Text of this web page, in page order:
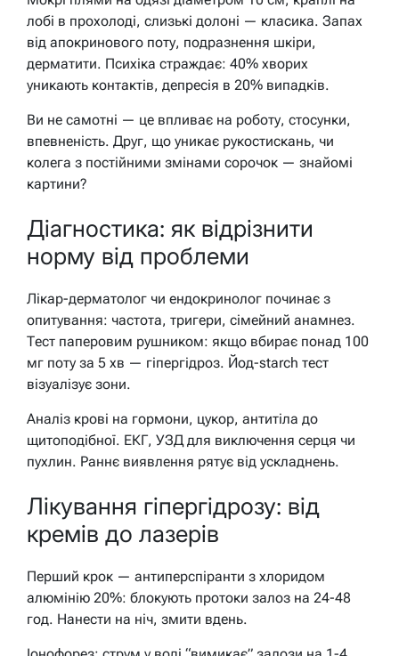
лобі в прохолоді, слизькі долоні — класика. Запах
від апокринового поту, подразнення шкіри,
дерматити. Психіка страждає: 40% хворих
уникають контактів, депресія в 20% випадків.
Ви не самотні — це впливає на роботу, стосунки,
впевненість. Друг, що уникає рукостискань, чи
колега з постійними змінами сорочок — знайомі
картини?
Діагностика: як відрізнити
норму від проблеми
Лікар-дерматолог чи ендокринолог починає з
опитування: частота, тригери, сімейний анамнез.
Тест паперовим рушником: якщо вбирає понад 100
мг поту за 5 хв — гіпергідроз. Йод-starch тест
візуалізує зони.
Аналіз крові на гормони, цукор, антитіла до
щитоподібної. ЕКГ, УЗД для виключення серця чи
пухлин. Раннє виявлення рятує від ускладнень.
Лікування гіпергідрозу: від
кремів до лазерів
Перший крок — антиперспіранти з хлоридом
алюмінію 20%: блокують протоки залоз на 24-48
год. Нанести на ніч, змити вдень.